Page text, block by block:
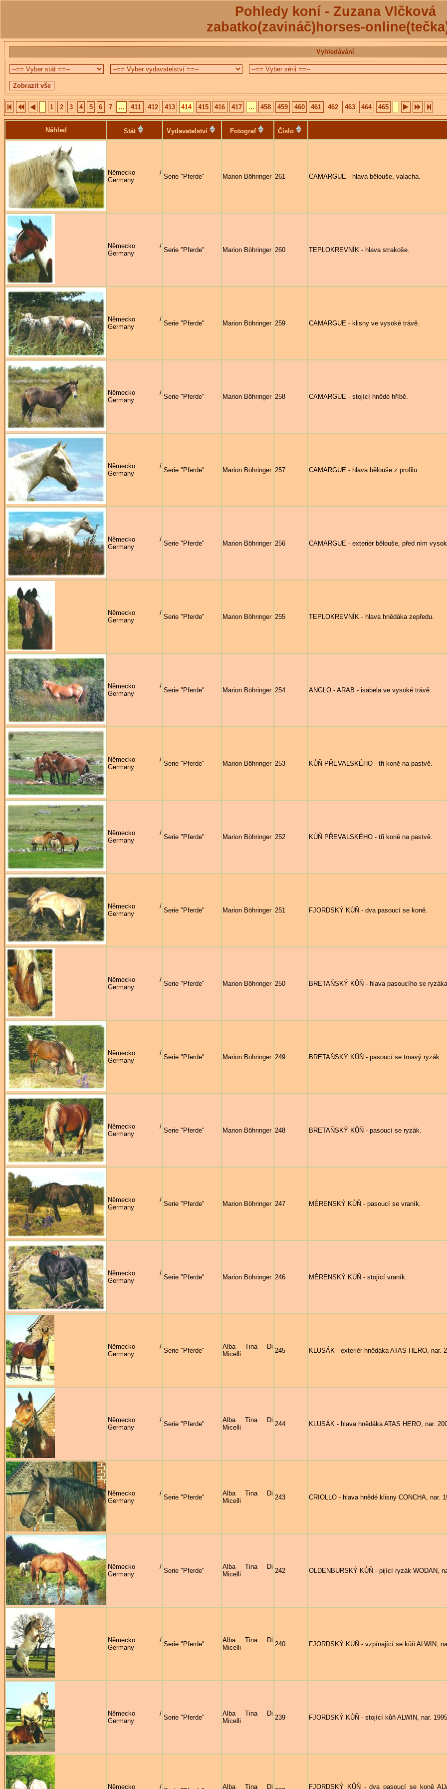
Pohledy koní - Zuzana Vlčková
zabatko(zavináč)horses-
Vyhledávání
1 2 3 4 5 6 7 ... 411 412 413 414 415 416 417 ... 458 459 460 461 462 463 464 465
Náhled Stát Vydavatelství Fotograf Číslo
Německo /
Germany
Serie "Pferde" Marion Böhringer 261 CAMARGUE - hlava bělouše, valacha.
Německo /
Germany
Serie "Pferde" Marion Böhringer 260 TEPLOKREVNÍK - hlava strakoše.
Německo /
Germany
Serie "Pferde" Marion Böhringer 259 CAMARGUE - klisny ve vysoké trávě.
Německo /
Germany
Serie "Pferde" Marion Böhringer 258 CAMARGUE - stojící hnědé hříbě.
Německo /
Germany
Serie "Pferde" Marion Böhringer 257 CAMARGUE - hlava bělouše z profilu.
Německo /
Germany
Serie "Pferde" Marion Böhringer 256 CAMARGUE - exteriér bělouše, před ním
Německo /
Germany
Serie "Pferde" Marion Böhringer 255 TEPLOKREVNÍK - hlava hnědáka zepředu.
Německo /
Germany
Serie "Pferde" Marion Böhringer 254 ANGLO - ARAB - isabela ve vysoké trávě.
Německo /
Germany
Serie "Pferde" Marion Böhringer 253 KŮŇ PŘEVALSKÉHO - tři koně na pastvě.
Německo /
Germany
Serie "Pferde" Marion Böhringer 252 KŮŇ PŘEVALSKÉHO - tři koně na pastvě.
Německo /
Germany
Serie "Pferde" Marion Böhringer 251 FJORDSKÝ KŮŇ - dva pasoucí se koně.
Německo /
Germany
Serie "Pferde" Marion Böhringer 250 BRETAŇSKÝ KŮŇ - hlava pasoucího se ryzáka.
Německo /
Germany
Serie "Pferde" Marion Böhringer 249 BRETAŇSKÝ KŮŇ - pasoucí se tmavý ryzák.
Německo /
Germany
Serie "Pferde" Marion Böhringer 248 BRETAŇSKÝ KŮŇ - pasoucí se ryzák.
Německo /
Germany
Serie "Pferde" Marion Böhringer 247 MÉRENSKÝ KŮŇ - pasoucí se vraník.
Německo /
Germany
Serie "Pferde" Marion Böhringer 246 MÉRENSKÝ KŮŇ - stojící vraník.
Německo /
Germany
Serie "Pferde"
Alba Tina Di
Micelli
245 KLUSÁK - exteriér hnědáka ATAS HERO, nar.
Německo /
Germany
Serie "Pferde"
Alba Tina Di
Micelli
244 KLUSÁK - hlava hnědáka ATAS HERO, nar.
Německo /
Germany
Serie "Pferde"
Alba Tina Di
Micelli
243 CRIOLLO - hlava hnědé klisny CONCHA, nar.
Německo /
Germany
Serie "Pferde"
Alba Tina Di
Micelli
242 OLDENBURSKÝ KŮŇ - pijící ryzák WODAN,
Německo /
Germany
Serie "Pferde"
Alba Tina Di
Micelli
240 FJORDSKÝ KŮŇ - vzpínající se kůň ALWIN,
Německo /
Germany
Serie "Pferde"
Alba Tina Di
Micelli
239 FJORDSKÝ KŮŇ - stojící kůň ALWIN, nar.
Německo / Alba Tina Di FJORDSKÝ KŮŇ - dva pasoucí se koně